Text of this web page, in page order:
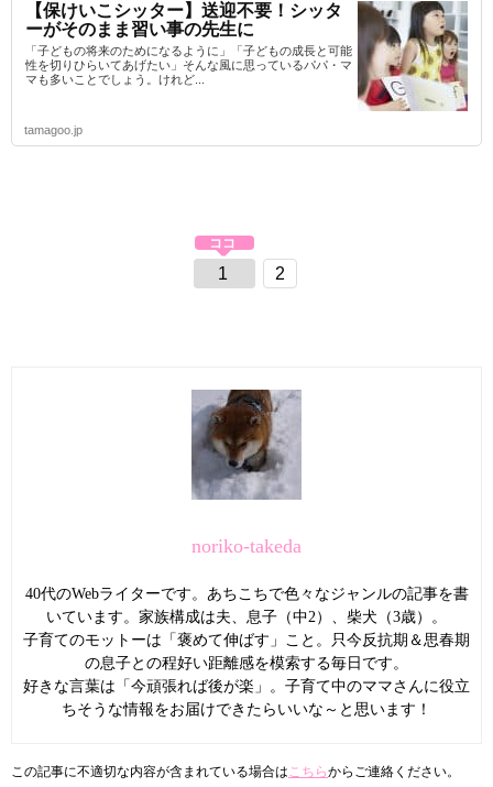
【保けいこシッター】送迎不要！シッタ
ーがそのまま習い事の先生に
「子どもの将来のためになるように」「子どもの成長と可能
性を切りひらいてあげたい」そんな風に思っているパパ・マ
マも多いことでしょう。けれど...
tamagoo.jp
1 2
noriko-takeda
40代のWebライターです。あちこちで色々なジャンルの記事を書
いています。家族構成は夫、息子（中2）、柴犬（3歳）。
子育てのモットーは「褒めて伸ばす」こと。只今反抗期＆思春期
の息子との程好い距離感を模索する毎日です。
好きな言葉は「今頑張れば後が楽」。子育て中のママさんに役立
ちそうな情報をお届けできたらいいな～と思います！
この記事に不適切な内容が含まれている場合はこちらからご連絡ください。